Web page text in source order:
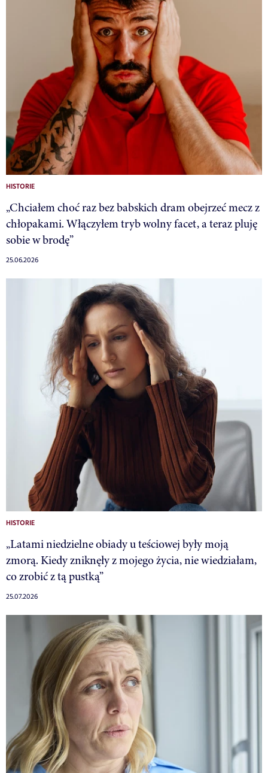
HISTORIE
„Chciałem choć raz bez babskich dram obejrzeć mecz z
chłopakami. Włączyłem tryb wolny facet, a teraz pluję
sobie w brodę”
25.06.2026
HISTORIE
„Latami niedzielne obiady u teściowej były moją
zmorą. Kiedy zniknęły z mojego życia, nie wiedziałam,
co zrobić z tą pustką”
25.07.2026